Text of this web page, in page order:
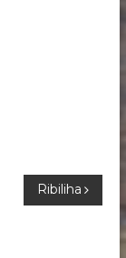
Ribiliha